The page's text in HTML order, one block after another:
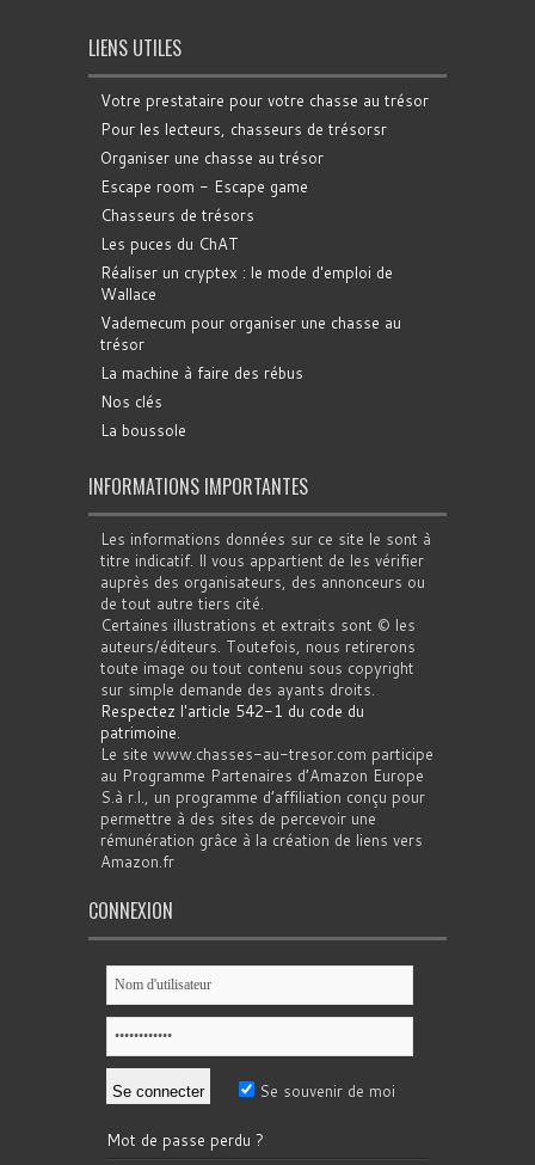
LIENS UTILES
Votre prestataire pour votre chasse au trésor
Pour les lecteurs, chasseurs de trésorsr
Organiser une chasse au trésor
Escape room - Escape game
Chasseurs de trésors
Les puces du ChAT
Réaliser un cryptex : le mode d'emploi de
Wallace
Vademecum pour organiser une chasse au
trésor
La machine à faire des rébus
Nos clés
La boussole
INFORMATIONS IMPORTANTES
Les informations données sur ce site le sont à
titre indicatif. Il vous appartient de les vérifier
auprès des organisateurs, des annonceurs ou
de tout autre tiers cité.
Certaines illustrations et extraits sont © les
auteurs/éditeurs. Toutefois, nous retirerons
toute image ou tout contenu sous copyright
sur simple demande des ayants droits.
Respectez l'article 542-1 du code du
patrimoine.
Le site www.chasses-au-tresor.com participe
au Programme Partenaires d’Amazon Europe
S.à r.l., un programme d’affiliation conçu pour
permettre à des sites de percevoir une
rémunération grâce à la création de liens vers
Amazon.fr
CONNEXION
Se souvenir de moi
Mot de passe perdu ?